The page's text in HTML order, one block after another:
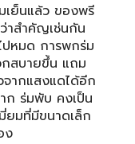
เย็นแล้ว ของพรี
าสำคัญเช่นกัน
ปหมด การพกร่ม
กสบายขึ้น แถม
ากแสงแดได้อีก
ก ร่มพับ คงเป็น
ยมที่มีขนาดเล็ก
ง